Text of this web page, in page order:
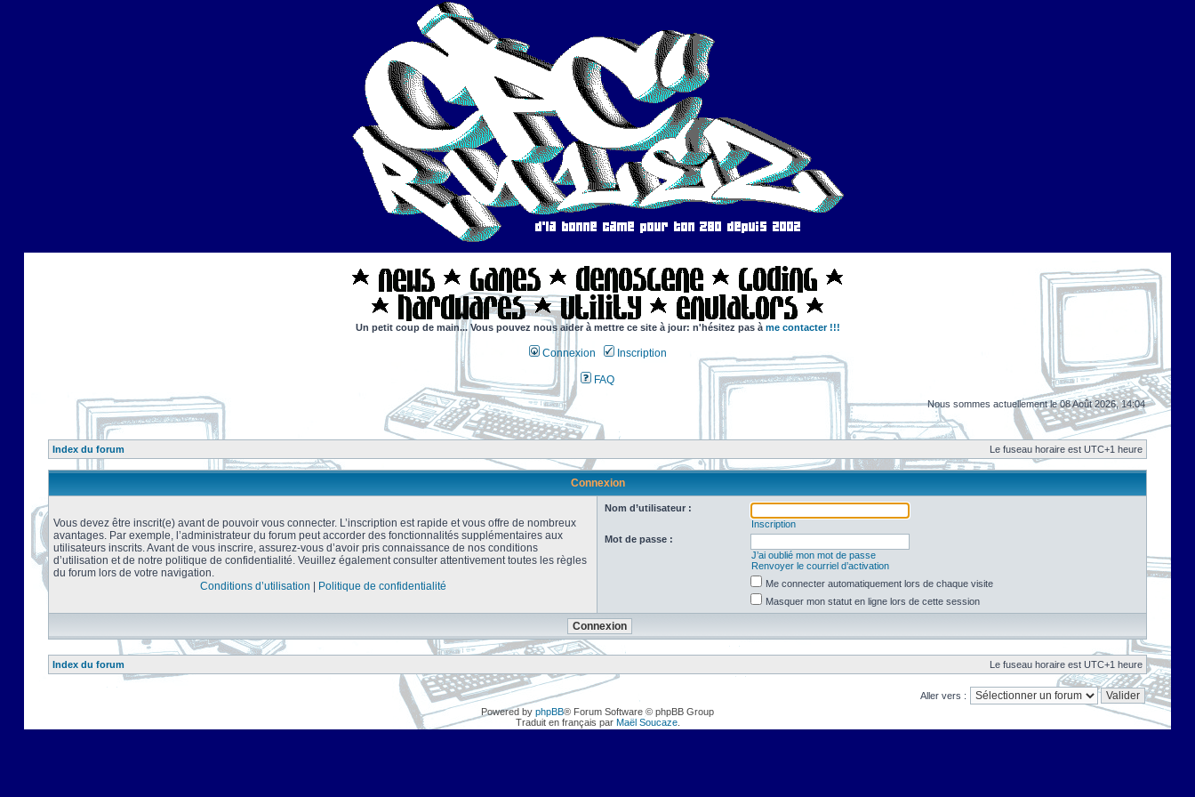
Un petit coup de main... Vous pouvez nous aider à mettre ce site à jour: n'hésitez pas à me contacter !!!
Connexion Inscription
FAQ
Nous sommes actuellement le 08 Août 2026, 14:04
Index du forum Le fuseau horaire est UTC+1 heure
Connexion
Vous devez être inscrit(e) avant de pouvoir vous connecter. L’inscription est rapide et vous offre de nombreux
avantages. Par exemple, l’administrateur du forum peut accorder des fonctionnalités supplémentaires aux
utilisateurs inscrits. Avant de vous inscrire, assurez-vous d’avoir pris connaissance de nos conditions
d’utilisation et de notre politique de confidentialité. Veuillez également consulter attentivement toutes les règles
du forum lors de votre navigation.
Conditions d’utilisation
Politique de confidentialité
Nom d’utilisateur :
Inscription
Mot de passe :
J’ai oublié mon mot de passe
Renvoyer le courriel d’activation
Me connecter automatiquement lors de chaque visite
Masquer mon statut en ligne lors de cette session
Index du forum Le fuseau horaire est UTC+1 heure
Aller vers :
Powered by phpBB® Forum Software © phpBB Group
Traduit en français par Maël Soucaze.